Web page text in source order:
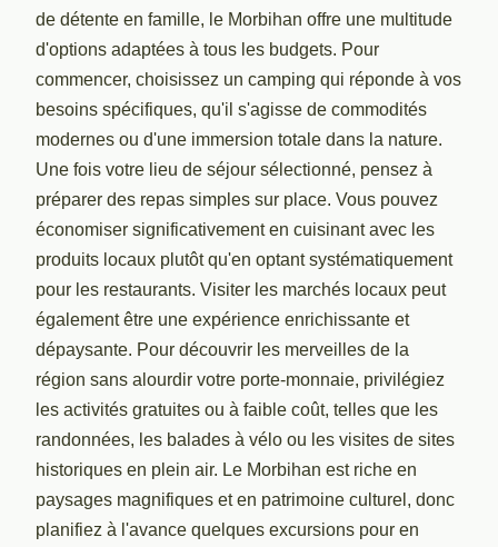
de détente en famille, le Morbihan offre une multitude
d'options adaptées à tous les budgets. Pour
commencer, choisissez un camping qui réponde à vos
besoins spécifiques, qu'il s'agisse de commodités
modernes ou d'une immersion totale dans la nature.
Une fois votre lieu de séjour sélectionné, pensez à
préparer des repas simples sur place. Vous pouvez
économiser significativement en cuisinant avec les
produits locaux plutôt qu'en optant systématiquement
pour les restaurants. Visiter les marchés locaux peut
également être une expérience enrichissante et
dépaysante. Pour découvrir les merveilles de la
région sans alourdir votre porte-monnaie, privilégiez
les activités gratuites ou à faible coût, telles que les
randonnées, les balades à vélo ou les visites de sites
historiques en plein air. Le Morbihan est riche en
paysages magnifiques et en patrimoine culturel, donc
planifiez à l'avance quelques excursions pour en